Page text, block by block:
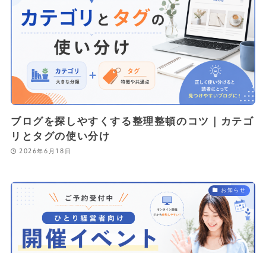
ブログを探しやすくする整理整頓のコツ｜カテゴ
リとタグの使い分け
2026年6月18日
お知らせ